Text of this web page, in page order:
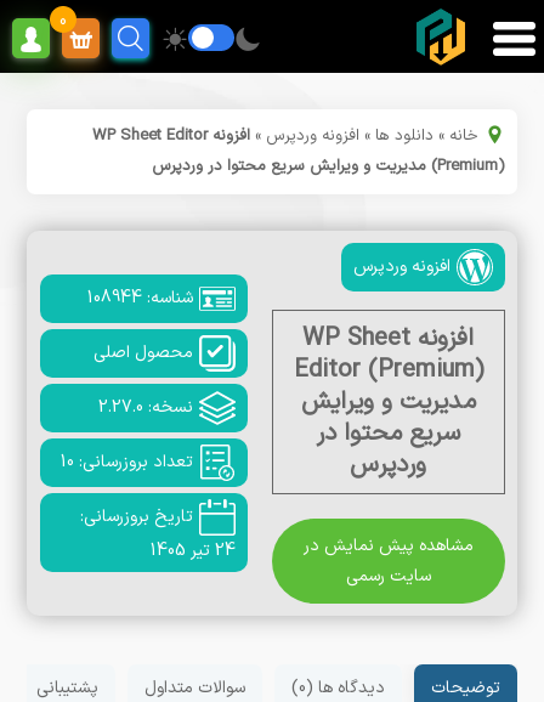
0
خانه » دانلود ها » افزونه وردپرس »
افزونه WP Sheet Editor
(Premium) مدیریت و ویرایش سریع محتوا در وردپرس
افزونه وردپرس
افزونه WP Sheet
Editor (Premium)
مدیریت و ویرایش
سریع محتوا در
وردپرس
مشاهده پیش نمایش در
سایت رسمی
شناسه: 108944
محصول اصلی
نسخه: 2.27.0
تعداد بروزرسانی: 10
تاریخ بروزرسانی:
24 تیر 1405
توضیحات دیدگاه ها (0) سوالات متداول پشتیبانی